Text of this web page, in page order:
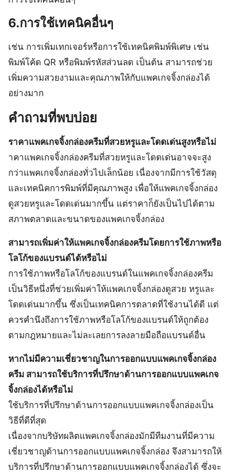
6.การใช้เทคนิคอื่นๆ
เช่น การเพิ่มเทกเจอร์หรือการใช้เทคนิคพิมพ์พิเศษ เช่น
พิมพ์โค้ด QR หรือพิมพ์รหัสส่วนลด เป็นต้น สามารถช่วย
เพิ่มความสวยงามและคุณภาพให้กับแพคเกจจิ้งกล่องได้
อย่างมาก
คำถามที่พบบ่อย
ราคาแพคเกจจิ้งกล่องครีมที่สวยหรูและโดดเด่นสูงหรือไม่
าคาแพคเกจจิ้งกล่องครีมที่สวยหรูและโดดเด่นอาจจะสูง
กว่าแพคเกจจิ้งกล่องทั่วไปเล็กน้อย เนื่องจากมีการใช้วัสดุ
และเทคนิคการพิมพ์ที่มีคุณภาพสูง เพื่อให้แพคเกจจิ้งกล่อง
ดูสวยหรูและโดดเด่นมากขึ้น แต่ราคาก็ยังเป็นไปได้ตาม
สภาพตลาดและขนาดของแพคเกจจิ้งกล่อง
สามารถเพิ่มค่าให้แพคเกจจิ้งกล่องครีมโดยการใช้ภาพหรือ
โลโก้ของแบรนด์ได้หรือไม่
การใช้ภาพหรือโลโก้ของแบรนด์ในแพคเกจจิ้งกล่องครีม
เป็นวิธีหนึ่งที่ช่วยเพิ่มค่าให้แพคเกจจิ้งกล่องดูสวย หรูและ
โดดเด่นมากขึ้น ซึ่งเป็นเทคนิคการตลาดที่ใช้งานได้ดี แต่
ควรคำนึงถึงการใช้ภาพหรือโลโก้ของแบรนด์ให้ถูกต้อง
ตามกฎหมายและไม่ละเลยการลงลายมือถือแบรนด์อื่น
หากไม่มีความเชี่ยวชาญในการออกแบบแพคเกจจิ้งกล่อง
ครีม สามารถใช้บริการที่ปรึกษาด้านการออกแบบแพคเกจ
จิ้งกล่องได้หรือไม่
ใช้บริการที่ปรึกษาด้านการออกแบบแพคเกจจิ้งกล่องเป็น
วิธีที่ดีที่สุด
เนื่องจากบริษัทผลิตแพคเกจจิ้งกล่องมักมีทีมงานที่มีความ
เชี่ยวชาญด้านการออกแบบแพคเกจจิ้งกล่อง จึงสามารถให้
บริการที่ปรึกษาด้านการออกแบบแพคเกจจิ้งกล่องได้ ซึ่งจะ